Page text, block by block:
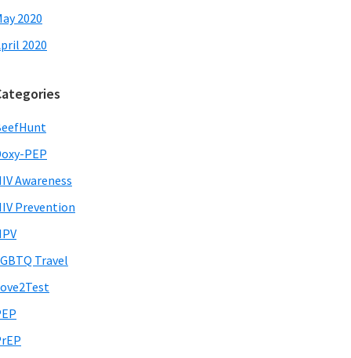
2020
2020
PEP
Awareness
Prevention
Travel